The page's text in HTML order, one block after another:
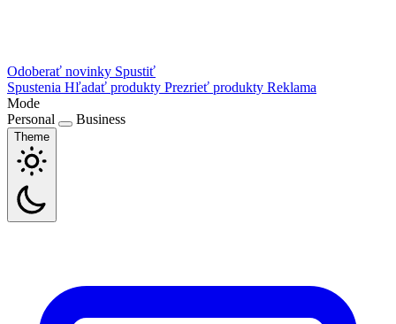
Odoberať novinky Spustiť
Spustenia Hľadať produkty Prezrieť produkty Reklama
Mode
Personal
Business
Theme